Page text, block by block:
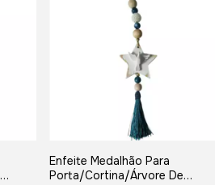
Enfeite Medalhão Para
Porta/Cortina/Árvore De